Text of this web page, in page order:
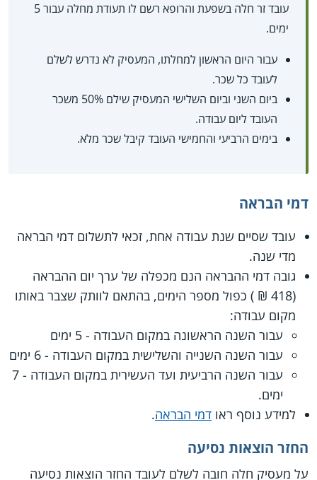
עובד זר חלה בשפעת והרופא רשם לו תעודת מחלה עבור 5
ימים.
עבור היום הראשון למחלתו, המעסיק לא נדרש לשלם
לעובד כל שכר.
ביום השני וביום השלישי המעסיק שילם 50% משכר
העובד ליום עבודה.
בימים הרביעי והחמישי העובד קיבל שכר מלא.
דמי הבראה
עובד שסיים שנת עבודה אחת, זכאי לתשלום דמי הבראה
מדי שנה.
גובה דמי ההבראה הנם מכפלה של ערך יום ההבראה
(418 ₪ ) כפול מספר הימים, בהתאם לוותק שצבר באותו
מקום עבודה:
עבור השנה הראשונה במקום העבודה - 5 ימים
עבור השנה השנייה והשלישית במקום העבודה - 6 ימים
עבור השנה הרביעית ועד העשירית במקום העבודה - 7
ימים.
למידע נוסף ראו דמי הבראה.
החזר הוצאות נסיעה
על מעסיק חלה חובה לשלם לעובד החזר הוצאות נסיעה